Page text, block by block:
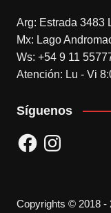
Arg: Estrada 3483
Mx: Lago
Ws: +54 9 11
Atención: Lu - Vi
Síguenos
FacebookInstagram
Copyrights © 2018 -